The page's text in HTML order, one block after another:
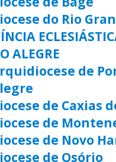
do Rio
ALEGRE
de
de Caxias
de
de Novo
de Osório